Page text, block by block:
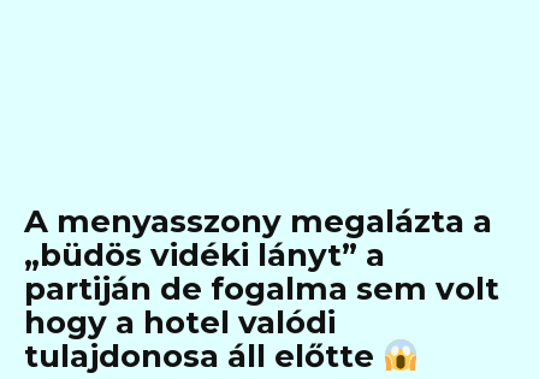
A menyasszony megalázta a
„büdös vidéki lányt” a
partiján de fogalma sem volt
hogy a hotel valódi
tulajdonosa áll előtte